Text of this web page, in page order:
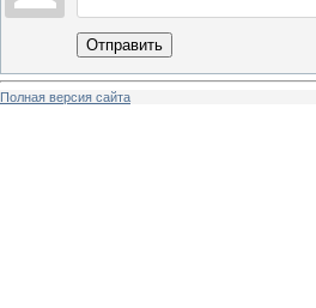
Отправить
Полная версия сайта